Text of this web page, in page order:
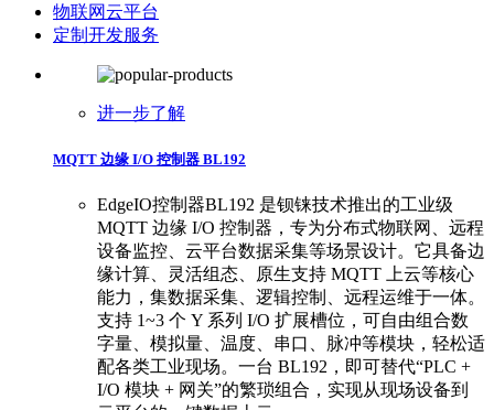
物联网云平台
定制开发服务
进一步了解
MQTT 边缘 I/O 控制器 BL192
EdgeIO控制器BL192 是钡铼技术推出的工业级
MQTT 边缘 I/O 控制器，专为分布式物联网、远程
设备监控、云平台数据采集等场景设计。它具备边
缘计算、灵活组态、原生支持 MQTT 上云等核心
能力，集数据采集、逻辑控制、远程运维于一体。
支持 1~3 个 Y 系列 I/O 扩展槽位，可自由组合数
字量、模拟量、温度、串口、脉冲等模块，轻松适
配各类工业现场。一台 BL192，即可替代“PLC +
I/O 模块 + 网关”的繁琐组合，实现从现场设备到